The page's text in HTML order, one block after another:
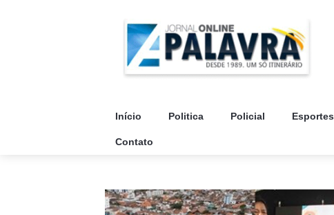
Início Politica Policial Esportes
Contato